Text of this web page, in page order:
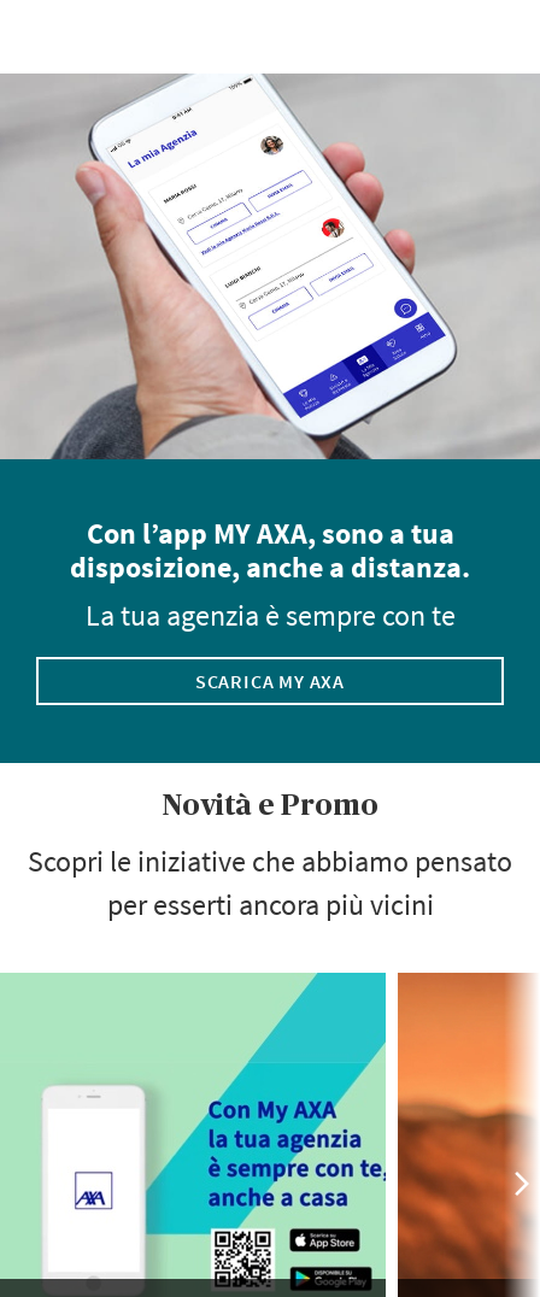
Con l’app MY AXA, sono a tua
disposizione, anche a distanza.
La tua agenzia è sempre con te
SCARICA MY AXA
Novità e Promo
Scopri le iniziative che abbiamo pensato
per esserti ancora più vicini